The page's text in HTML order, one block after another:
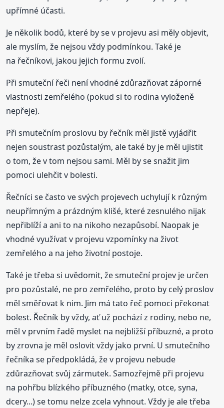
upřímné účasti.
Je několik bodů, které by se v projevu asi měly objevit,
ale myslím, že nejsou vždy podmínkou. Také je
na řečníkovi, jakou jejich formu zvolí.
Při smuteční řeči není vhodné zdůrazňovat záporné
vlastnosti zemřelého (pokud si to rodina vyloženě
nepřeje).
Při smutečním proslovu by řečník měl jistě vyjádřit
nejen soustrast pozůstalým, ale také by je měl ujistit
o tom, že v tom nejsou sami. Měl by se snažit jim
pomoci ulehčit v bolesti.
Řečníci se často ve svých projevech uchylují k různým
neupřímným a prázdným klišé, které zesnulého nijak
nepřiblíží a ani to na nikoho nezapůsobí. Naopak je
vhodné využívat v projevu vzpomínky na život
zemřelého a na jeho životní postoje.
Také je třeba si uvědomit, že smuteční projev je určen
pro pozůstalé, ne pro zemřelého, proto by celý proslov
měl směřovat k nim. Jim má tato řeč pomoci překonat
bolest. Řečník by vždy, ať už pochází z rodiny, nebo ne,
měl v prvním řadě myslet na nejbližší příbuzné, a proto
by zrovna je měl oslovit vždy jako první. U smutečního
řečníka se předpokládá, že v projevu nebude
zdůrazňovat svůj zármutek. Samozřejmě při projevu
na pohřbu blízkého příbuzného (matky, otce, syna,
dcery...) se tomu nelze zcela vyhnout. Vždy je ale třeba